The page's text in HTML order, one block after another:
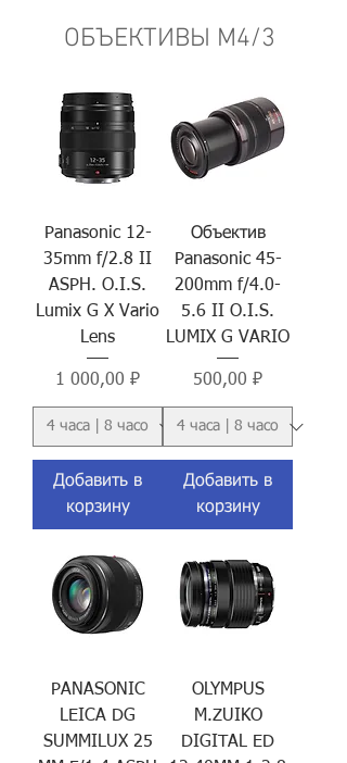
ОБЪЕКТИВЫ M4/3
Panasonic 12-
35mm f/2.8 II
ASPH. O.I.S.
Lumix G X Vario
Lens
Цена
1 000,00 ₽
Добавить в
корзину
Объектив
Panasonic 45-
200mm f/4.0-
5.6 II O.I.S.
LUMIX G VARIO
Цена
500,00 ₽
Добавить в
корзину
PANASONIC
LEICA DG
SUMMILUX 25
OLYMPUS
M.ZUIKO
DIGITAL ED